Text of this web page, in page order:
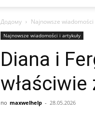
Додому Najnowsze wiadomości
Najnowsze wiadomości i artykuły
Diana i
właściwie
по maxwelhelp - 28.05.2026